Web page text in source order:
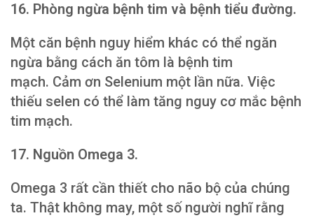
16. Phòng ngừa bệnh tim và bệnh tiểu đường.
Một căn bệnh nguy hiểm khác có thể ngăn
ngừa bằng cách ăn tôm là bệnh tim
mạch. Cảm ơn Selenium một lần nữa. Việc
thiếu selen có thể làm tăng nguy cơ mắc bệnh
tim mạch.
17. Nguồn Omega 3.
Omega 3 rất cần thiết cho não bộ của chúng
ta. Thật không may, một số người nghĩ rằng